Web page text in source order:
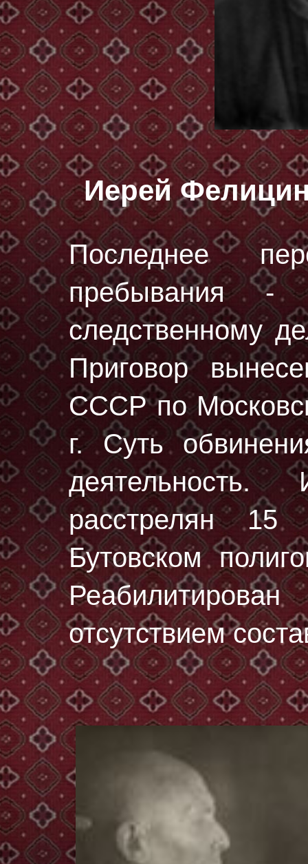
Иерей
Последнее
пребывания -
следственному
Приговор
СССР по
г. Суть
расстрелян15
Бутовском
отсутствием